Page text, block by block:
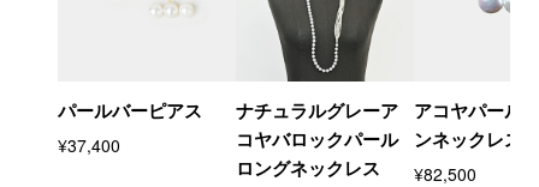
パールバーピアス
¥37,400
ナチュラルグレーア
コヤバロックパール
ロングネックレス
アコヤパール
ンネックレス
¥82,500